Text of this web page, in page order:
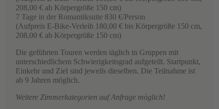
208,00 € ab Körpergröße 150 cm)
7 Tage in der Romantiksuite 830 €/Person
(Aufpreis E-Bike-Verleih 180,00 € bis Körpergröße 150 cm,
208,00 € ab Körpergröße 150 cm)
Die geführten Touren werden täglich in Gruppen mit
unterschiedlichem Schwierigkeitsgrad aufgeteilt. Startpunkt,
Einkehr und Ziel sind jeweils dieselben. Die Teilnahme ist
ab 9 Jahren möglich.
Weitere Zimmerkategorien auf Anfrage möglich!